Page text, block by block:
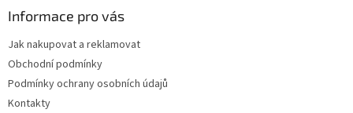
Informace pro vás
Jak nakupovat a reklamovat
Obchodní podmínky
Podmínky ochrany osobních údajů
Kontakty